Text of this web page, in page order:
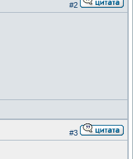
#2
#3